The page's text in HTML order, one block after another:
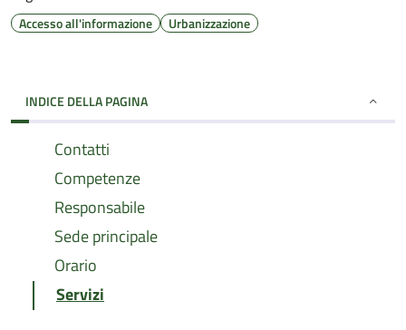
Accesso all'informazione Urbanizzazione
INDICE DELLA PAGINA
Contatti
Competenze
Responsabile
Sede principale
Orario
Servizi